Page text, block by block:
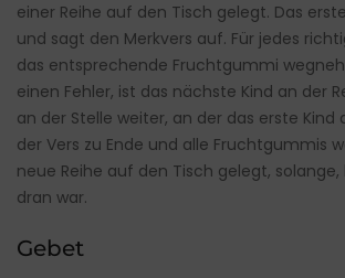
einer Reihe auf den Tisch gelegt. Das
und sagt den Merkvers auf. Für jedes
das entsprechende Fruchtgummi
einen Fehler, ist das nächste Kind an der
an der Stelle weiter, an der das erste
der Vers zu Ende und alle Fruchtgummis
neue Reihe auf den Tisch gelegt, solange,
dran war.
Gebet